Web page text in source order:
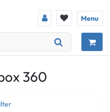
Menu
360